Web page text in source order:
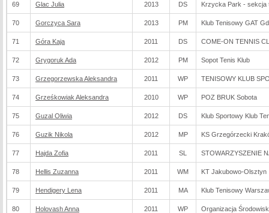
69 Glac Julia 2013 DS Krzycka Park - sekcja
70 Gorczyca Sara 2013 PM Klub Tenisowy GAT
71 Góra Kaja 2011 DS COME-ON TENNIS
72 Grygoruk Ada 2012 PM Sopot Tenis Klub
73 Grzegorzewska Aleksandra 2011 WP TENISOWY KLUB
74 Grześkowiak Aleksandra 2010 WP POZ BRUK Sobota
75 Guzal Oliwia 2012 DS Klub Sportowy Klub
76 Guzik Nikola 2012 MP KS Grzegórzecki
77 Hajda Zofia 2011 SL STOWARZYSZENIE
78 Hellis Zuzanna 2011 WM KT Jakubowo-Olsztyn
79 Hendigery Lena 2011 MA Klub Tenisowy
80 Holovash Anna 2011 WP Organizacja